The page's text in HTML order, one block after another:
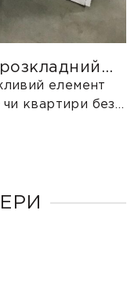
елемент
квартири без